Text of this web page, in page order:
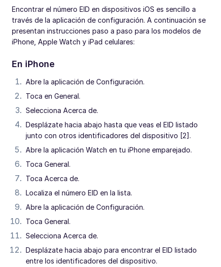
Encontrar el número EID en dispositivos iOS es sencillo a
través de la aplicación de configuración. A continuación se
presentan instrucciones paso a paso para los modelos de
iPhone, Apple Watch y iPad celulares:
En iPhone
Abre la aplicación de Configuración.
Toca en General.
Selecciona Acerca de.
Desplázate hacia abajo hasta que veas el EID listado
junto con otros identificadores del dispositivo [2].
Abre la aplicación Watch en tu iPhone emparejado.
Toca General.
Toca Acerca de.
Localiza el número EID en la lista.
Abre la aplicación de Configuración.
Toca General.
Selecciona Acerca de.
Desplázate hacia abajo para encontrar el EID listado
entre los identificadores del dispositivo.